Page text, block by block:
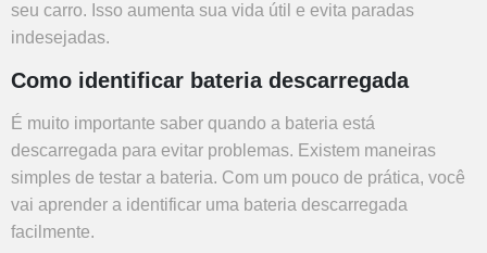
seu carro. Isso aumenta sua vida útil e evita paradas
indesejadas.
Como identificar bateria descarregada
É muito importante saber quando a bateria está
descarregada para evitar problemas. Existem maneiras
simples de testar a bateria. Com um pouco de prática, você
vai aprender a identificar uma bateria descarregada
facilmente.